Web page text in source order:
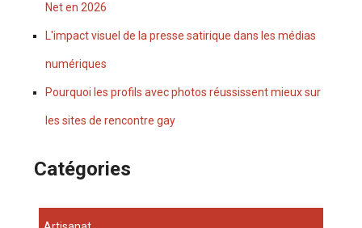
Net en 2026
L'impact visuel de la presse satirique dans les médias
numériques
Pourquoi les profils avec photos réussissent mieux sur
les sites de rencontre gay
Catégories